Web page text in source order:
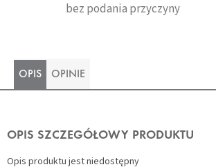
bez podania przyczyny
OPIS OPINIE
OPIS SZCZEGÓŁOWY PRODUKTU
Opis produktu jest niedostępny